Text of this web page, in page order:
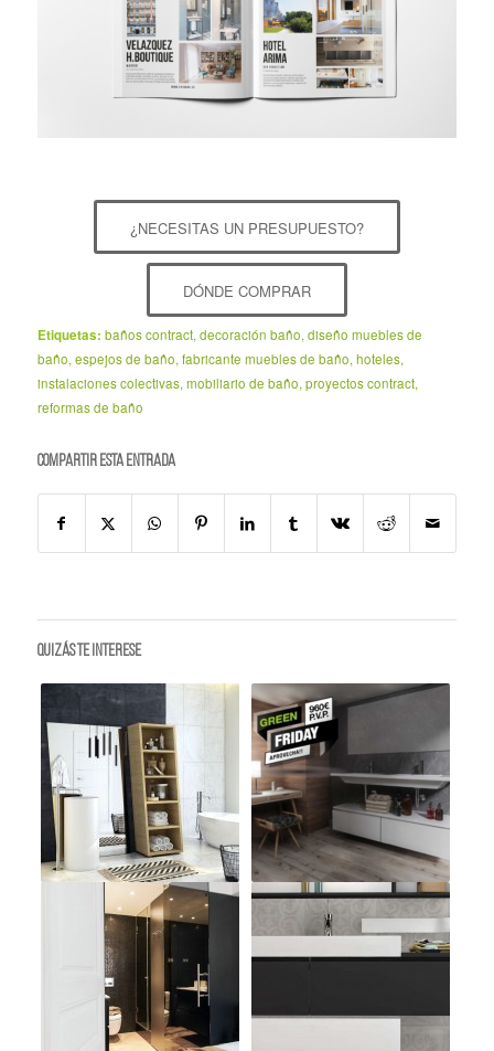
¿NECESITAS UN PRESUPUESTO?
DÓNDE COMPRAR
Etiquetas: baños contract, decoración baño, diseño muebles de
baño, espejos de baño, fabricante muebles de baño, hoteles,
instalaciones colectivas, mobiliario de baño, proyectos contract,
reformas de baño
Compartir esta entrada
Quizás te interese